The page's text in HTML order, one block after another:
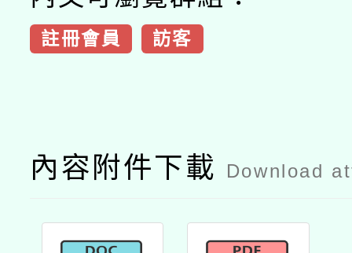
註冊會員 訪客
內容附件下載 Download